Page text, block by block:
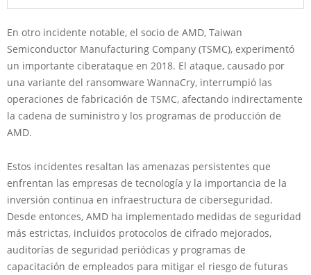
En otro incidente notable, el socio de AMD, Taiwan
Semiconductor Manufacturing Company (TSMC), experimentó
un importante ciberataque en 2018. El ataque, causado por
una variante del ransomware WannaCry, interrumpió las
operaciones de fabricación de TSMC, afectando indirectamente
la cadena de suministro y los programas de producción de
AMD.
Estos incidentes resaltan las amenazas persistentes que
enfrentan las empresas de tecnología y la importancia de la
inversión continua en infraestructura de ciberseguridad.
Desde entonces, AMD ha implementado medidas de seguridad
más estrictas, incluidos protocolos de cifrado mejorados,
auditorías de seguridad periódicas y programas de
capacitación de empleados para mitigar el riesgo de futuras